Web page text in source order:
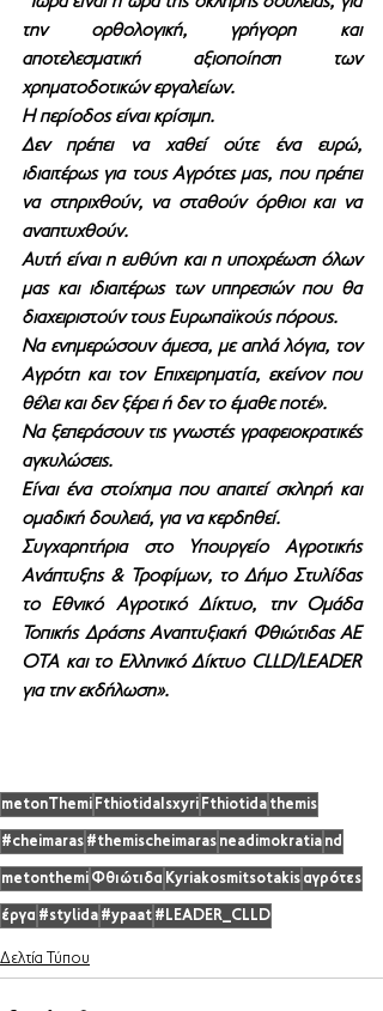
την ορθολογική, γρήγορη και
αποτελεσματική αξιοποίηση των
χρηματοδοτικών εργαλείων.
Η περίοδος είναι κρίσιμη.
Δεν πρέπει να χαθεί ούτε ένα ευρώ,
ιδιαιτέρως για τους Αγρότες μας, που πρέπει
να στηριχθούν, να σταθούν όρθιοι και να
αναπτυχθούν.
Αυτή είναι η ευθύνη και η υποχρέωση όλων
μας και ιδιαιτέρως των υπηρεσιών που θα
διαχειριστούν τους Ευρωπαϊκούς πόρους.
Να ενημερώσουν άμεσα, με απλά λόγια, τον
Αγρότη και τον Επιχειρηματία, εκείνον που
θέλει και δεν ξέρει ή δεν το έμαθε ποτέ».
Να ξεπεράσουν τις γνωστές γραφειοκρατικές
αγκυλώσεις.
Είναι ένα στοίχημα που απαιτεί σκληρή και
ομαδική δουλειά, για να κερδηθεί.
Συγχαρητήρια στο Υπουργείο Αγροτικής
Ανάπτυξης & Τροφίμων, το Δήμο Στυλίδας
το Εθνικό Αγροτικό Δίκτυο, την Ομάδα
Τοπικής Δράσης Αναπτυξιακή Φθιώτιδας ΑΕ
ΟΤΑ και το Ελληνικό Δίκτυο CLLD/LEADER
για την εκδήλωση».
metonThemi FthiotidaIsxyri Fthiotida themis
#cheimaras #themischeimaras neadimokratia nd
metonthemi Φθιώτιδα Kyriakosmitsotakis αγρότες
έργα #stylida #ypaat #LEADER_CLLD
Δελτία Τύπου